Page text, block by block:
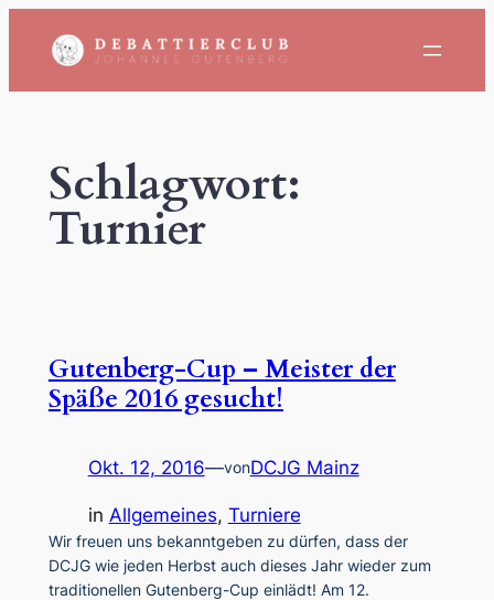
Inhalt
Schlagwort:
Turnier
Gutenberg-Cup – Meister der
Späße 2016 gesucht!
Okt. 12, 2016—vonDCJG Mainz
in Allgemeines, Turniere
Wir freuen uns bekanntgeben zu dürfen, dass der
DCJG wie jeden Herbst auch dieses Jahr wieder zum
traditionellen Gutenberg-Cup einlädt! Am 12.